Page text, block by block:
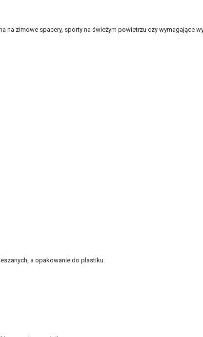
zimowe spacery, sporty na świeżym powietrzu czy wymagające
a opakowanie do plastiku.